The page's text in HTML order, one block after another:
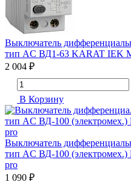
Выключатель
тип AC ВД1-63 KARAT IEK
2 004 ₽
В Корзину
Выключатель
тип AC ВД-100 (электромех.)
pro
1 090 ₽